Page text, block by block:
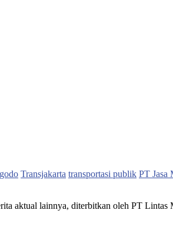
Transjakarta transportasi publik PT Jasa
aktual lainnya, diterbitkan oleh PT Lintas